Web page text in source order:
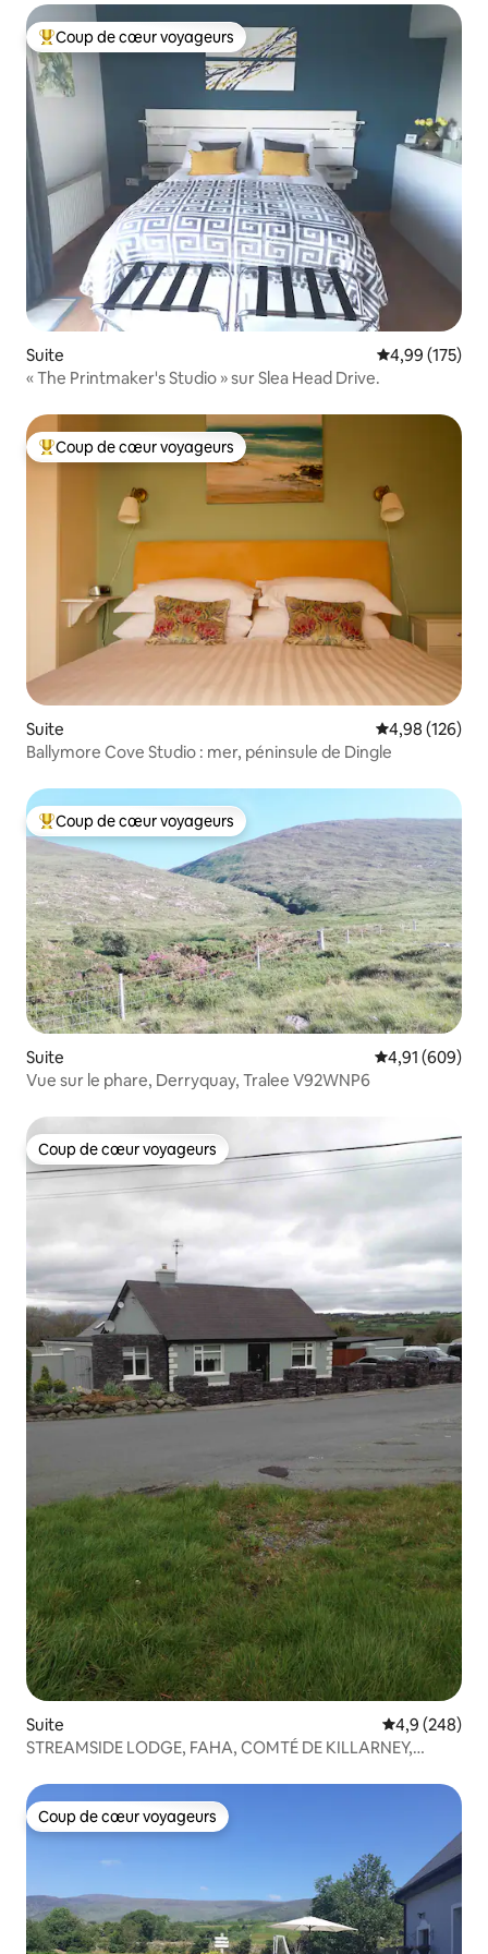
Coups de cœur voyageurs les plus appréciés
Coup de cœur voyageurs
Suite Évaluation
4,99 (175)
« The Printmaker's Studio » sur Slea Head Drive.
Coups de cœur voyageurs les plus appréciés
Coup de cœur voyageurs
Suite Évaluation
4,98 (126)
Ballymore Cove Studio : mer, péninsule de Dingle
Coups de cœur voyageurs les plus appréciés
Coup de cœur voyageurs
Suite Évaluation
4,91 (609)
Vue sur le phare, Derryquay, Tralee V92WNP6
Coup de cœur voyageurs
Coup de cœur voyageurs
Suite Évaluation
4,9 (248)
STREAMSIDE LODGE, FAHA, COMTÉ DE KILLARNEY,
Coup de cœur voyageurs
Coup de cœur voyageurs